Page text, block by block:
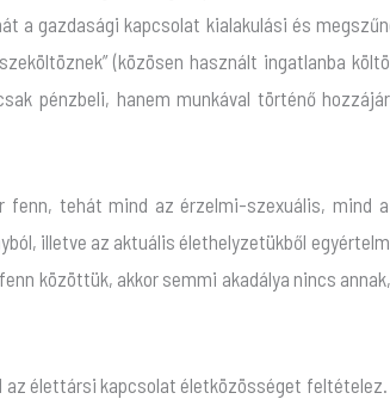
a gazdasági kapcsolat kialakulási és
(közösen használt ingatlanba
pénzbeli, hanem munkával történő
tehát mind az érzelmi-szexuális, mind
illetve az aktuális élethelyzetükből
közöttük, akkor semmi akadálya nincs
élettársi kapcsolat életközösséget